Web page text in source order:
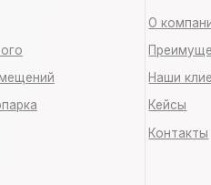
117519, г.Москва, Варшавское шоссе, 150к2